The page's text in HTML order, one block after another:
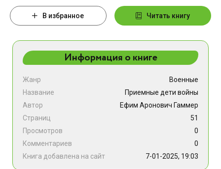
В избранное Читать книгу
Информация о книге
Жанр
Военные
Название
Приемные дети войны
Автор
Ефим Аронович Гаммер
Страниц
51
Просмотров
0
Комментариев
0
Книга добавлена на сайт
7-01-2025, 19:03